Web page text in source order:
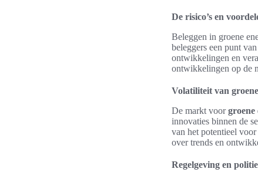
De risico’s en
Beleggen in groene
beleggers een punt
ontwikkelingen en
ontwikkelingen op de
Volatiliteit van
De markt voorgroene
innovaties binnen de
van het potentieel
over trends en
Regelgeving en